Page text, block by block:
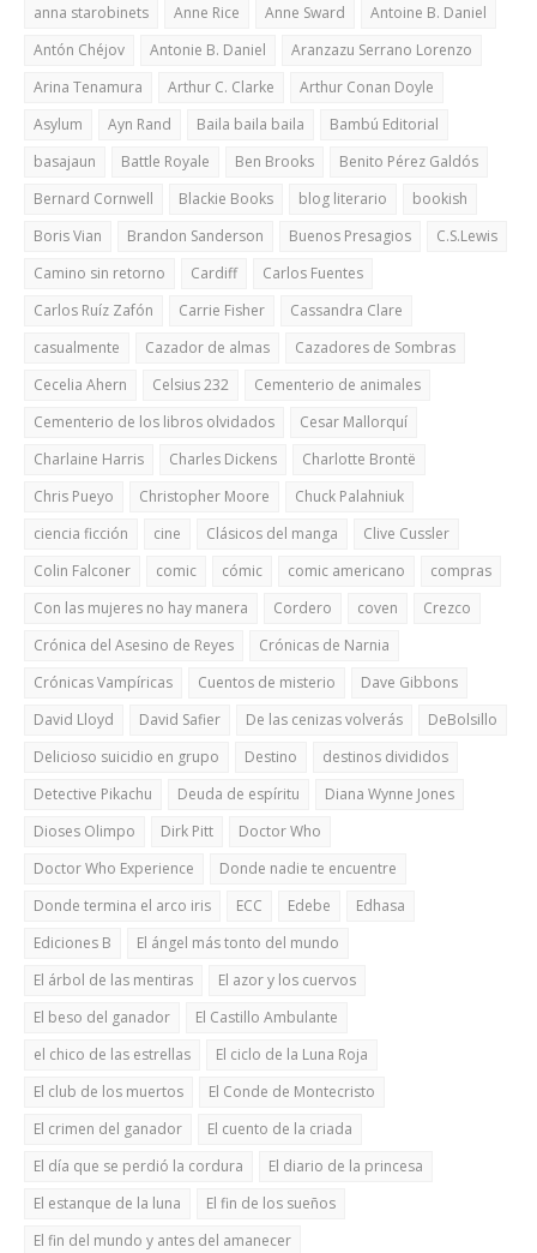
anna starobinets Anne Rice Anne Sward
Antoine B. Daniel
Antón Chéjov
Antonie B. Daniel
Aranzazu Serrano Lorenzo
Arina Tenamura
Arthur C. Clarke
Arthur Conan Doyle
Asylum
Ayn Rand Baila baila baila
Bambú Editorial
basajaun
Battle Royale Ben Brooks
Benito Pérez Galdós
Bernard Cornwell
Blackie Books blog literario
bookish
Boris Vian
Brandon Sanderson Buenos Presagios
C.S.Lewis
Camino sin retorno
Cardiff
Carlos Fuentes
Carlos Ruíz Zafón
Carrie Fisher
Cassandra Clare
casualmente
Cazador de almas
Cazadores de Sombras
Cecelia Ahern
Celsius 232
Cementerio de animales
Cementerio de los libros olvidados
Cesar Mallorquí
Charlaine Harris
Charles Dickens
Charlotte Brontë
Chris Pueyo
Christopher Moore
Chuck Palahniuk
ciencia ficción
cine Clásicos del manga
Clive Cussler
Colin Falconer
comic cómic comic americano
compras
Con las mujeres no hay manera
Cordero coven
Crezco
Crónica del Asesino de Reyes
Crónicas de Narnia
Crónicas Vampíricas
Cuentos de misterio
Dave Gibbons
David Lloyd
David Safier De las cenizas volverás
DeBolsillo
Delicioso suicidio en grupo
Destino
destinos divididos
Detective Pikachu
Deuda de espíritu
Diana Wynne Jones
Dioses Olimpo
Dirk Pitt
Doctor Who
Doctor Who Experience
Donde nadie te encuentre
Donde termina el arco iris
ECC Edebe
Edhasa
Ediciones B
El ángel más tonto del mundo
El árbol de las mentiras
El azor y los cuervos
El beso del ganador
El Castillo Ambulante
el chico de las estrellas
El ciclo de la Luna Roja
El club de los muertos
El Conde de Montecristo
El crimen del ganador
El cuento de la criada
El día que se perdió la cordura
El diario de la princesa
El estanque de la luna
El fin de los sueños
El fin del mundo y antes del amanecer